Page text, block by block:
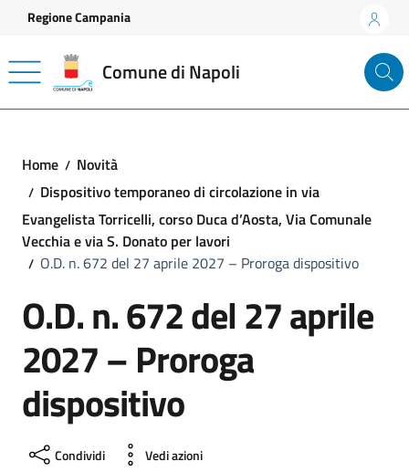
Vai ai contenuti
Vai al footer
Regione Campania
Comune di Napoli
Home
Novità
Dispositivo temporaneo di circolazione in via
Evangelista Torricelli, corso Duca d’Aosta, Via Comunale
Vecchia e via S. Donato per lavori
O.D. n. 672 del 27 aprile 2027 – Proroga dispositivo
O.D. n. 672 del 27 aprile
2027 – Proroga
dispositivo
Condividi Vedi azioni